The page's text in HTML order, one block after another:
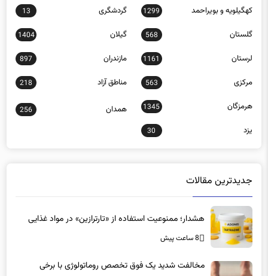
کهگیلویه و بویراحمد 1299 گردشگری 13
گلستان 568 گیلان 1404
لرستان 1161 مازندران 897
مرکزی 563 مناطق آزاد 218
هرمزگان 1345 همدان 256
یزد 30
جدیدترین مقالات
هشدار؛ ممنوعیت استفاده از «تارترازین» در مواد غذایی
8 ساعت پیش
مخالفت شدید یک فوق تخصص روماتولوژی با برخی